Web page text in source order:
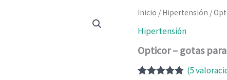
Inicio / Hipertensión /
Hipertensión
Opticor – gotas
(5